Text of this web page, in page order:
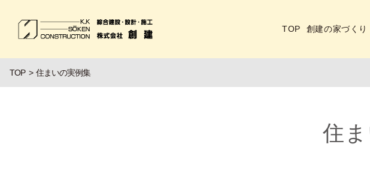
TOP 創建の家づくり
TOP 住まいの実例集
住